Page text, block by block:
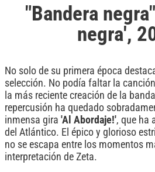
"Bandera
negra',
No solo de su primera época
selección. No podía faltar la
la más reciente creación de la
repercusión ha quedado
inmensa gira 'Al Abordaje!', que ha
del Atlántico. El épico y glorioso
no se escapa entre los momentos
interpretación de Zeta.